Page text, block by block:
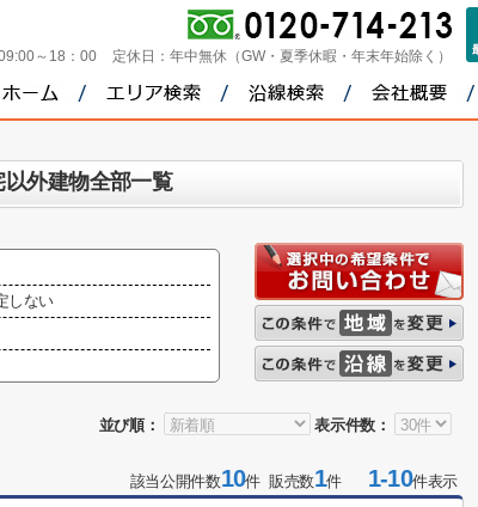
～18：00 定休日： 年中無休（GW・夏季休暇・年末年始除く）
外建物全部一覧
しない
並び順： 表示件数：
該当公開件数10件 販売数1件1-10件表示